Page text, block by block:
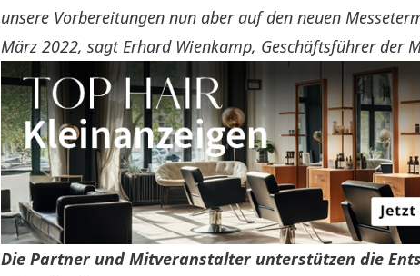
unsere Vorbereitungen nun aber auf den neuen
März 2022, sagt Erhard Wienkamp, Geschäftsführer der
Die Partner und Mitveranstalter unterstützen die